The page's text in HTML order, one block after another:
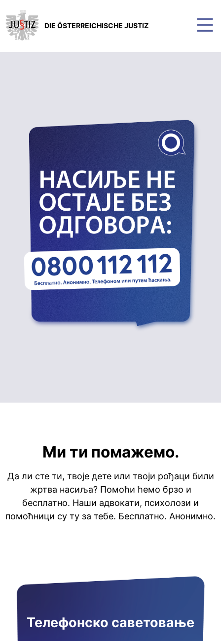
DIE ÖSTERREICHISCHE JUSTIZ
Ми ти помажемо.
Да ли сте ти, твоје дете или твоји рођаци били
жртва насиља? Помоћи ћемо брзо и
бесплатно. Наши адвокати, психолози и
помоћници су ту за тебе. Бесплатно. Анонимно.
Телефонско саветовање